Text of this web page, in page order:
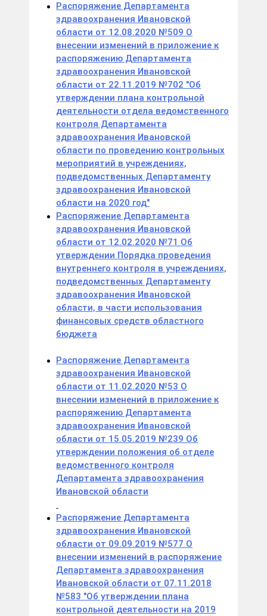
Распоряжение Департамента
здравоохранения Ивановской
области от 12.08.2020 №509 О
внесении изменений в приложение к
распоряжению Департамента
здравоохранения Ивановской
области от 22.11.2019 №702 "Об
утверждении плана контрольной
деятельности отдела ведомственного
контроля Департамента
здравоохранения Ивановской
области по проведению контрольных
мероприятий в учреждениях,
подведомственных Департаменту
здравоохранения Ивановской
области на 2020 год"
Распоряжение Департамента
здравоохранения Ивановской
области от 12.02.2020 №71 Об
утверждении Порядка проведения
внутреннего контроля в учреждениях,
подведомственных Департаменту
здравоохранения Ивановской
области, в части использования
финансовых средств областного
бюджета
Распоряжение Департамента
здравоохранения Ивановской
области от 11.02.2020 №53 О
внесении изменений в приложение к
распоряжению Департамента
здравоохранения Ивановской
области от 15.05.2019 №239 Об
утверждении положения об отделе
ведомственного контроля
Департамента здравоохранения
Ивановской области
Распоряжение Департамента
здравоохранения Ивановской
области от 09.09.2019 №577 О
внесении изменений в распоряжение
Департамента здравоохранения
Ивановской области от 07.11.2018
№583 "Об утверждении плана
контрольной деятельности на 2019